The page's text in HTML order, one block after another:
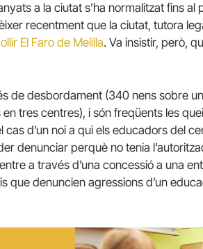
a la ciutat s’ha normalitzat fins al
recentment que la ciutat, tutora
El Faro de Melilla. Va insistir, però,
de desbordament (340 nens sobre
tres centres), i són freqüents les
cas d’un noi a qui els educadors del
denunciar perquè no tenia
a través d’una concessió a una
que denuncien agressions d’un